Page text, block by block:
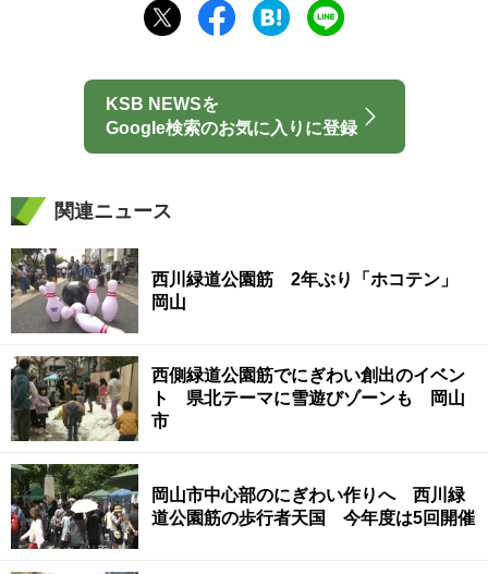
KSB NEWSを
Google検索のお気に入りに登録
関連ニュース
西川緑道公園筋 2年ぶり「ホコテン」
岡山
西側緑道公園筋でにぎわい創出のイベン
ト 県北テーマに雪遊びゾーンも 岡山
市
岡山市中心部のにぎわい作りへ 西川緑
道公園筋の歩行者天国 今年度は5回開催